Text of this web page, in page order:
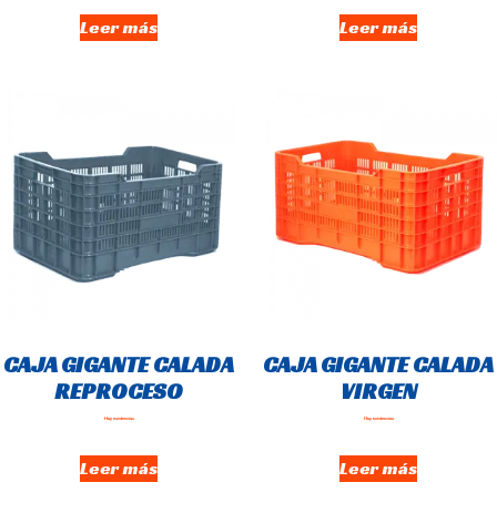
Leer más Leer más
CAJA GIGANTE CALADA
REPROCESO
Hay existencias
Leer más
CAJA GIGANTE CALADA
VIRGEN
Hay existencias
Leer más